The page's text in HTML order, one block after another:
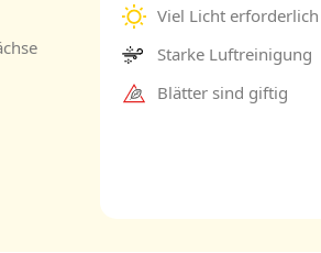
Viel Licht erforderlich
Starke Luftreinigung
Blätter sind giftig